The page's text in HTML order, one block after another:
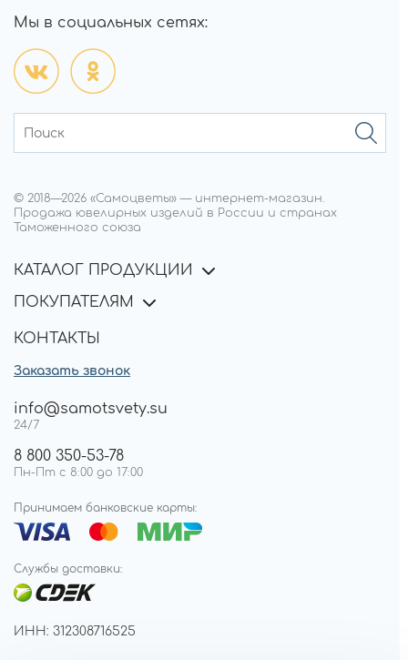
Мы в социальных сетях:
© 2018—2026 «Самоцветы» — интернет-магазин.
Продажа ювелирных изделий в России и странах
Таможенного союза
КАТАЛОГ ПРОДУКЦИИ
ПОКУПАТЕЛЯМ
КОНТАКТЫ
Заказать звонок
info@samotsvety.su
24/7
8 800 350-53-78
Пн-Пт с 8:00 до 17:00
Принимаем банковские карты:
Службы доставки:
ИНН: 312308716525